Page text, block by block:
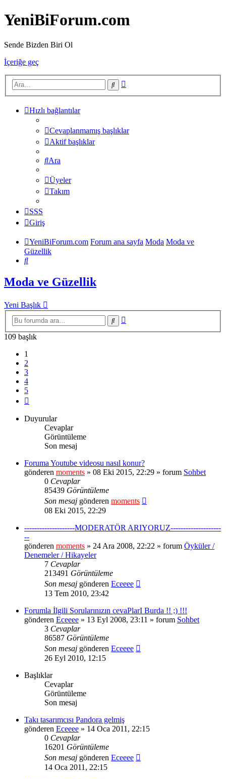
YeniBiForum.com
Sende Bizden Biri Ol
İçeriğe geç
Ara
Hızlı bağlantılar
Cevaplanmamış başlıklar
Aktif başlıklar
Ara
Üyeler
Takım
SSS
Giriş
YeniBiForum.com Forum ana sayfa Moda Moda ve
Güzellik
Ara
Moda ve Güzellik
Yeni Başlık
Ara
109 başlık
1
2
3
4
5
Duyurular
Cevaplar
Görüntüleme
Son mesaj
Foruma Youtube videosu nasıl konur?
gönderen moments » 08 Eki 2015, 22:29 » forum Sohbet
0 Cevaplar
85439 Görüntüleme
Son mesaj gönderen moments
08 Eki 2015, 22:29
--------------------MODERATÖR ARIYORUZ--------------------
--
gönderen moments » 24 Ara 2008, 22:22 » forum Öyküler /
Denemeler / Hikayeler
7 Cevaplar
213491 Görüntüleme
Son mesaj gönderen Eceeee
13 Tem 2010, 23:42
Forumla İlgili Sorularınızın cevaPlarI Burda !! ;) !!!
gönderen Eceeee » 13 Eyl 2008, 23:11 » forum Sohbet
3 Cevaplar
86587 Görüntüleme
Son mesaj gönderen Eceeee
26 Eyl 2010, 12:15
Başlıklar
Cevaplar
Görüntüleme
Son mesaj
Takı tasarımcısı Pandora gelmiş
gönderen Eceeee » 14 Oca 2011, 22:15
0 Cevaplar
16201 Görüntüleme
Son mesaj gönderen Eceeee
14 Oca 2011, 22:15